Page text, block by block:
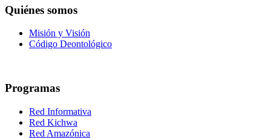
Quiénes somos
Misión y Visión
Código Deontológico
Programas
Red Informativa
Red Kichwa
Red Amazónica